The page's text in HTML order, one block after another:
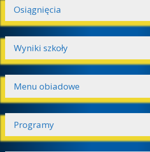
Osiągnięcia
Wyniki szkoły
Menu obiadowe
Programy